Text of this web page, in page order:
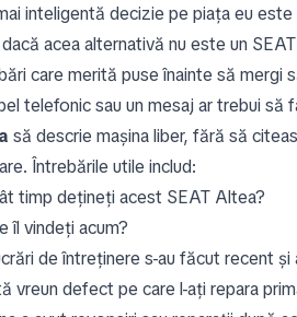
inteligentă decizie pe piața eu
acea alternativă nu este un
care merită puse înainte să mergi
telefonic sau un mesaj ar trebui
să descrie mașina liber, fără să
Întrebările utile includ:
timp dețineți acest SEAT Altea?
îl vindeți acum?
de întreținere s-au făcut recent
vreun defect pe care l-ați repara